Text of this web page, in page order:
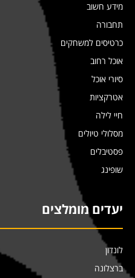
מידע חשוב
תחבורה
כרטיסים למשחקים
אוכל רחוב
סיורי אוכל
אטרקציות
חיי לילה
מסלולי טיולים
פסטיבלים
שופינג
יעדים מומלצים
לונדון
ברצלונה